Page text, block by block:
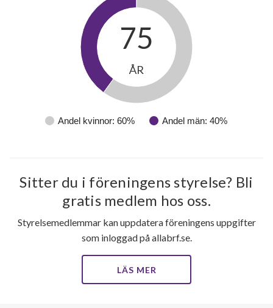
Andel kvinnor: 60% Andel män: 40%
75
ÅR
Sitter du i föreningens styrelse? Bli
gratis medlem hos oss.
Styrelsemedlemmar kan uppdatera föreningens uppgifter
som inloggad på allabrf.se.
LÄS MER